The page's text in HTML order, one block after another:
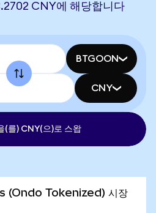
CNY에 해당합니다
BTGOON
CNY
(를) CNY(으)로 스왑
(Ondo Tokenized) 시장